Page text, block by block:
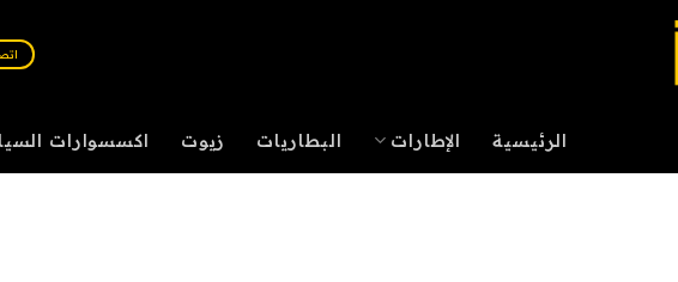
اتصل :
الرئيسية الإطارات البطاريات زيوت اكسسوارات